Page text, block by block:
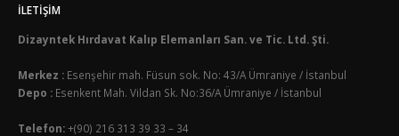
İLETIŞIM
Dizayntek Hırdavat Kalıp Elemanları San. ve Tic. Ltd. Şti.
Merkez : Esenşehir mah. Füsun sok. No: 43/A Ümraniye / İstanbul
Depo : Esenkent Mah. Vildan Sk. No:36/A Ümraniye / İstanbul
Telefon:+(90) 216 313 39 33 – 34